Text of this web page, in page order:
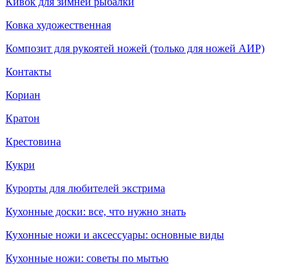
Ковка художественная
Композит для рукоятей ножей (только для ножей АИР)
Контакты
Кориан
Кратон
Крестовина
Кукри
Курорты для любителей экстрима
Кухонные доски: все, что нужно знать
Кухонные ножи и аксессуары: основные виды
Кухонные ножи: советы по мытью